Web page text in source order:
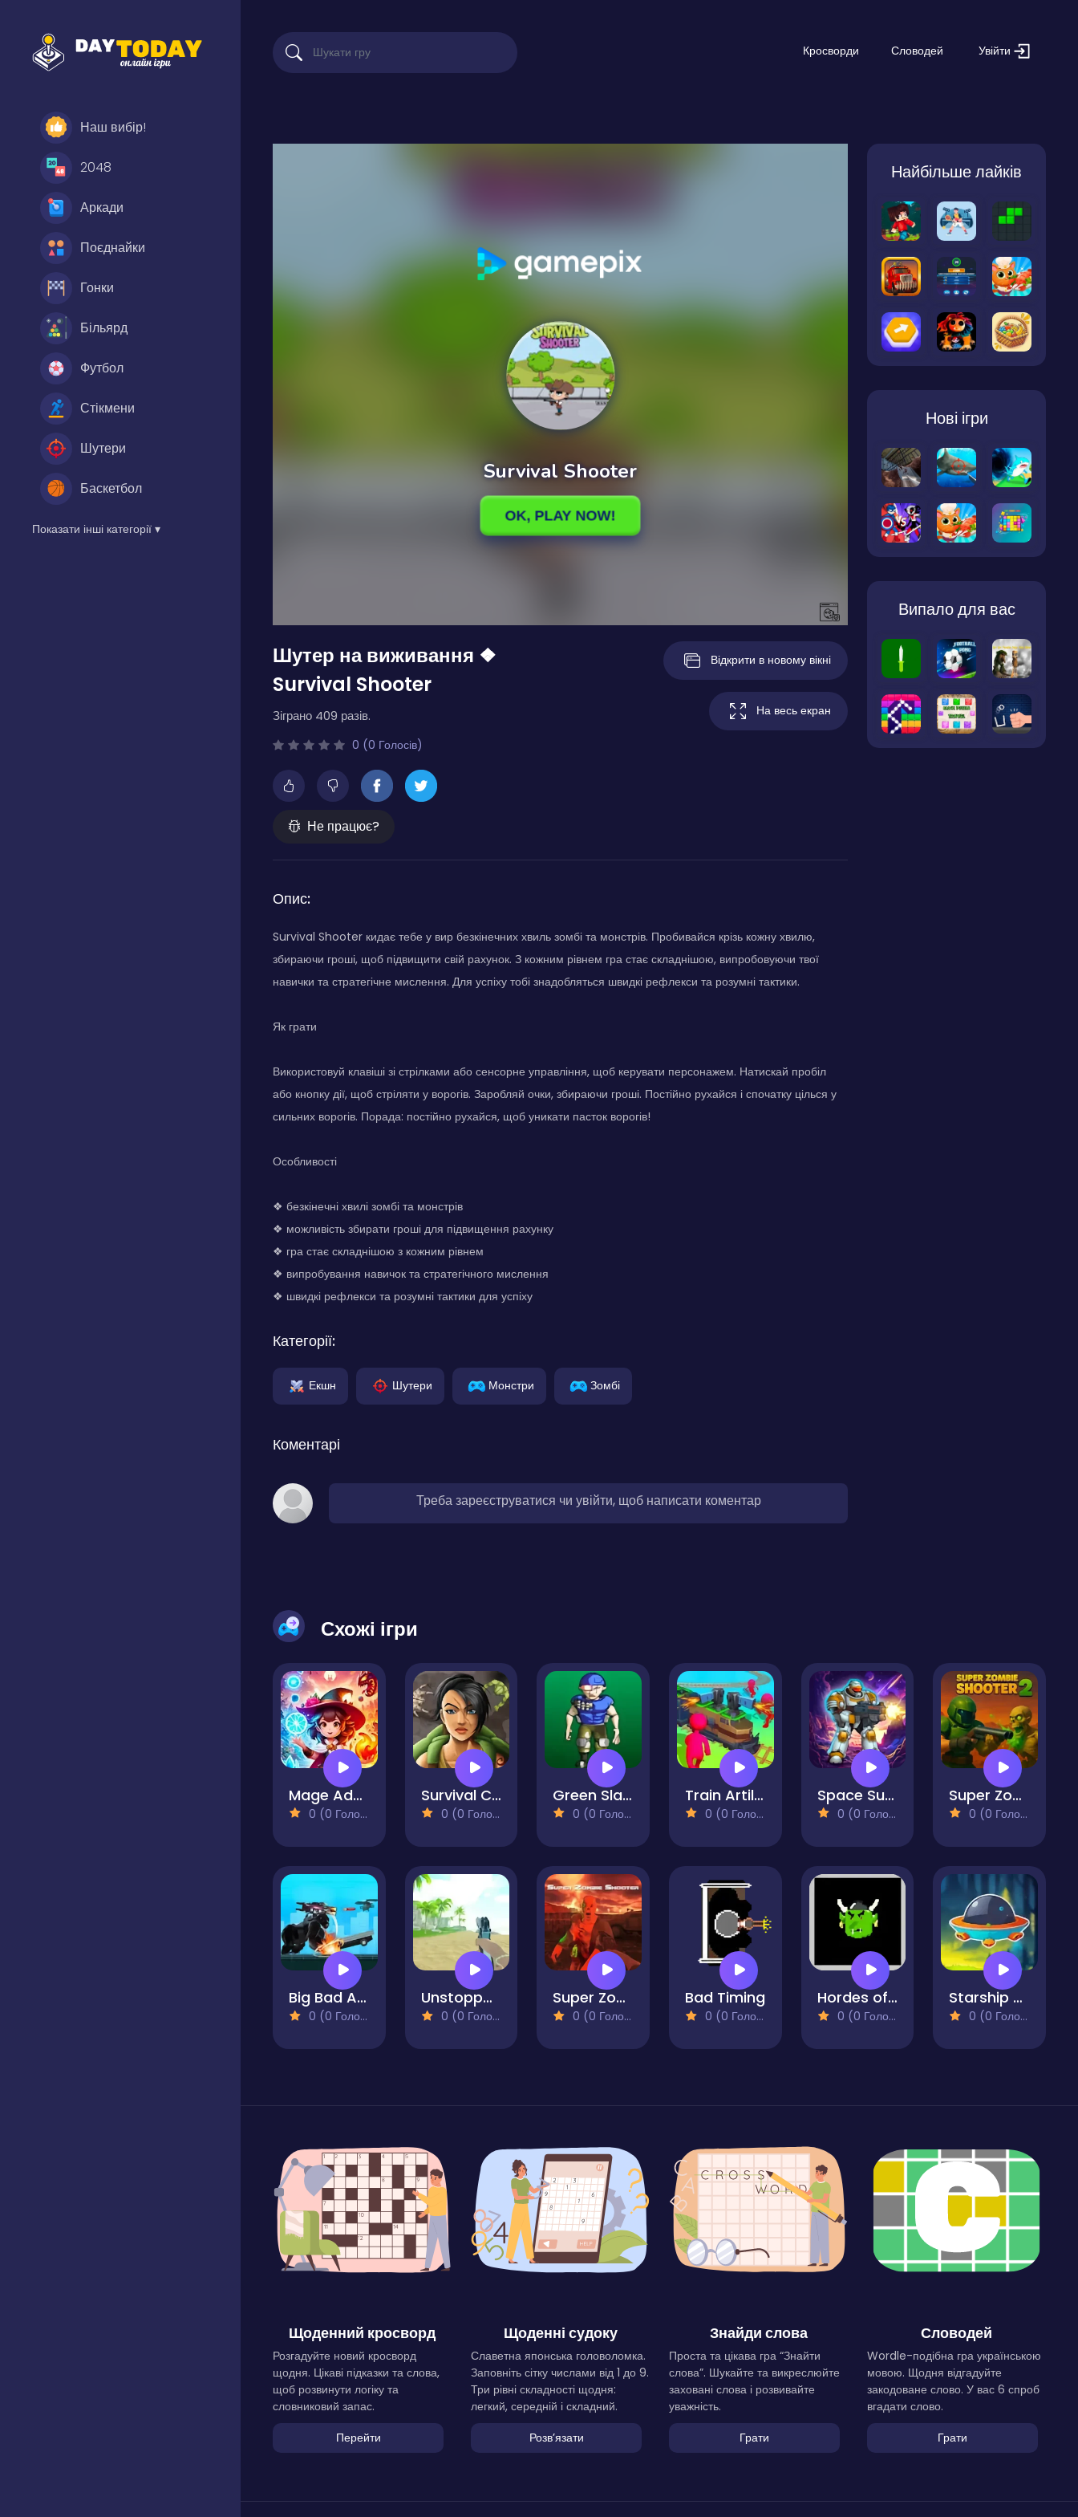
Наш вибір!
2048
Аркади
Поєднайки
Гонки
Більярд
Футбол
Стікмени
Шутери
Баскетбол
Показати інші категорії ▾
Кросворди Словодей Увійти
Шутер на виживання ❖
Survival Shooter
Зіграно 409 разів.
0 (0 Голосів)
Не працює?
Відкрити в новому вікні
На весь екран
Опис:
Survival Shooter кидає тебе у вир безкінечних хвиль зомбі та монстрів. Пробивайся крізь кожну хвилю,
збираючи гроші, щоб підвищити свій рахунок. З кожним рівнем гра стає складнішою, випробовуючи твої
навички та стратегічне мислення. Для успіху тобі знадобляться швидкі рефлекси та розумні тактики.
Як грати
Використовуй клавіші зі стрілками або сенсорне управління, щоб керувати персонажем. Натискай пробіл
або кнопку дії, щоб стріляти у ворогів. Заробляй очки, збираючи гроші. Постійно рухайся і спочатку цілься у
сильних ворогів. Порада: постійно рухайся, щоб уникати пасток ворогів!
Особливості
❖ безкінечні хвилі зомбі та монстрів
❖ можливість збирати гроші для підвищення рахунку
❖ гра стає складнішою з кожним рівнем
❖ випробування навичок та стратегічного мислення
❖ швидкі рефлекси та розумні тактики для успіху
Категорії:
Екшн Шутери Монстри Зомбі
Коментарі
Треба зареєструватися чи увійти, щоб написати коментар
Найбільше лайків
Нові ігри
Випало для вас
Схожі ігри
Mage Adventure - Mighty Raid
0 (0 Голосів)
Survival Commando
0 (0 Голосів)
Green Slaughter
0 (0 Голосів)
Train Artillery Adventure
0 (0 Голосів)
Space Survivor
0 (0 Голосів)
Super Zombie Shooter 2
0 (0 Голосів)
Big Bad Ape 2
0 (0 Голосів)
Unstoppable Shooter
0 (0 Голосів)
Super Zombie Shooter
0 (0 Голосів)
Bad Timing
0 (0 Голосів)
Hordes of Orc
0 (0 Голосів)
Starship Duel
0 (0 Голосів)
Щоденний кросворд
Розгадуйте новий кросворд
щодня. Цікаві підказки та слова,
щоб розвинути логіку та
словниковий запас.
Перейти
Щоденні судоку
Славетна японська головоломка.
Заповніть сітку числами від 1 до 9.
Три рівні складності щодня:
легкий, середній і складний.
Розвʼязати
Знайди слова
Проста та цікава гра “Знайти
слова”. Шукайте та викреслюйте
заховані слова і розвивайте
уважність.
Грати
Словодей
Wordle-подібна гра українською
мовою. Щодня відгадуйте
закодоване слово. У вас 6 спроб
вгадати слово.
Грати